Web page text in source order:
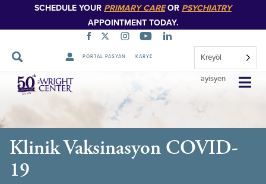
SCHEDULE YOUR PRIMARY CAREOR PSYCHIATRY
APPOINTMENT TODAY.
PORTAL PASYAN KARYE Kreyòl
ayisyen
Sote
Navigasyon
Klinik Vaksinasyon COVID-
19